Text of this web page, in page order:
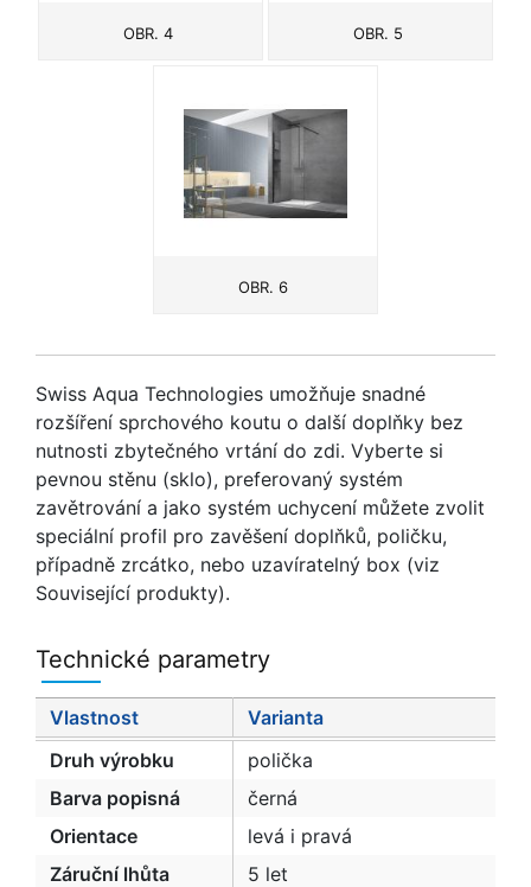
OBR. 4 OBR. 5
OBR. 6
Swiss Aqua Technologies umožňuje snadné
rozšíření sprchového koutu o další doplňky bez
nutnosti zbytečného vrtání do zdi. Vyberte si
pevnou stěnu (sklo), preferovaný systém
zavětrování a jako systém uchycení můžete zvolit
speciální profil pro zavěšení doplňků, poličku,
případně zrcátko, nebo uzavíratelný box (viz
Související produkty).
Technické parametry
Vlastnost
Varianta
Druh výrobku
polička
Barva popisná
černá
Orientace
levá i pravá
Záruční lhůta
5 let